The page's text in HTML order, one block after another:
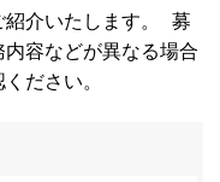
紹介いたします。 募
容などが異なる場合
ださい。